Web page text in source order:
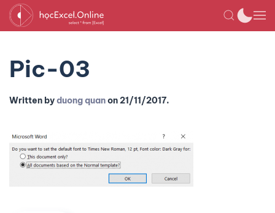
Pic-03
Written byduong quanon21/11/2017.